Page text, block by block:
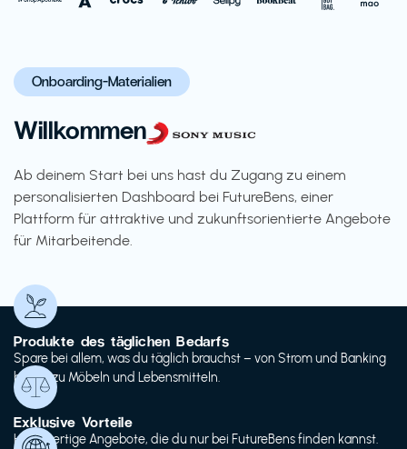
Onboarding-Materialien
Willkommen
Ab deinem Start bei uns hast du Zugang zu einem
personalisierten Dashboard bei FutureBens, einer
Plattform für attraktive und zukunftsorientierte Angebote
für Mitarbeitende.
Produkte des täglichen Bedarfs
Spare bei allem, was du täglich brauchst – von Strom und Banking
bis hin zu Möbeln und Lebensmitteln.
Exklusive Vorteile
Hochwertige Angebote, die du nur bei FutureBens finden kannst.